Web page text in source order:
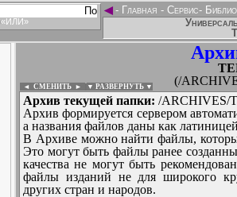
«ИЛИ»
◄- Главная - Сервис-
(/
◄ СМЕНИТЬ ► ▼ РАЗВЕРНУТЬ ▼
Архив текущей папки: /ARCHIVES/
Архив формируется сервером
а названия файлов даны как
В Архиве можно найти файлы,
Это могут быть файлы ранее
качества не могут быть
файлы изданий не для широкого
других стран и народов.